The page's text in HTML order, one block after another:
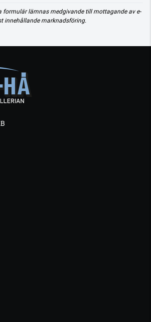
formulär lämnas medgivande till mottagande av e-
innehållande marknadsföring.